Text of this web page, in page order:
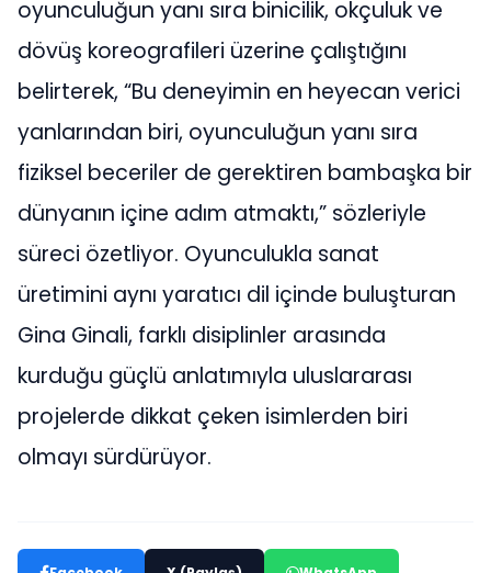
oyunculuğun yanı sıra binicilik, okçuluk ve
dövüş koreografileri üzerine çalıştığını
belirterek, “Bu deneyimin en heyecan verici
yanlarından biri, oyunculuğun yanı sıra
fiziksel beceriler de gerektiren bambaşka bir
dünyanın içine adım atmaktı,” sözleriyle
süreci özetliyor. Oyunculukla sanat
üretimini aynı yaratıcı dil içinde buluşturan
Gina Ginali, farklı disiplinler arasında
kurduğu güçlü anlatımıyla uluslararası
projelerde dikkat çeken isimlerden biri
olmayı sürdürüyor.